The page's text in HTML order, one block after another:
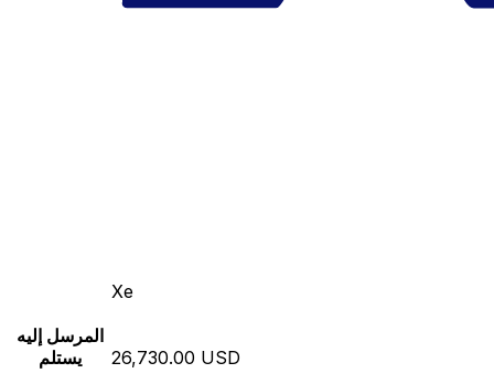
Xe
المرسل إليه
يستلم
26,730.00 USD